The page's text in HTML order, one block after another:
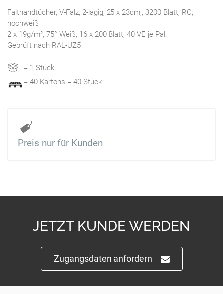
Falthandtücher, V-Falz, 2-lagig, 25 x 23cm,, 3200 Blatt, RC,
hochweiß
2 x 19g/m², 75° Weiß, 16 x 200 Blatt, 40 VE je Pal.
Geprüft nach RAL-UZ5
= 1 Stück
= 40 Kartons = 40 Stück
Preis nur für Kunden
JETZT KUNDE WERDEN
Zugangsdaten anfordern